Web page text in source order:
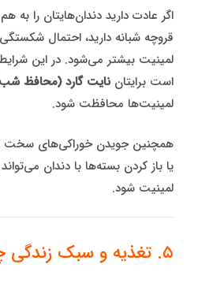
اگر عادت دارید دندان‌هایتان را به
قروچه شبانه دارید، احتمال
لمینیت بیشتر می‌شود. در این
است برایتاننایت گارد (محافظ
لمینیت‌ها محافظت شود.
همچنین جویدن خوراکی‌های
یا باز کردن بسته‌ها با دندان
لمینیت شود.
۵. تغذیه و سبک زندگی چه نقشی دارند؟